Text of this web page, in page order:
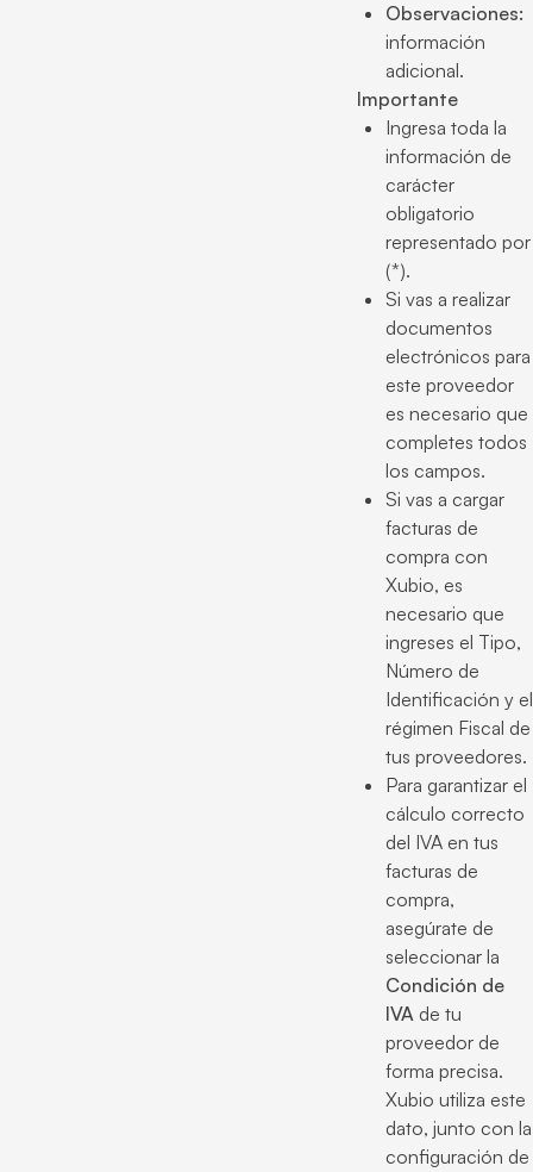
Observaciones:
información
adicional.
Importante
Ingresa toda la
información de
carácter
obligatorio
representado por
(*).
Si vas a realizar
documentos
electrónicos para
este proveedor
es necesario que
completes todos
los campos.
Si vas a cargar
facturas de
compra con
Xubio, es
necesario que
ingreses el Tipo,
Número de
Identificación y el
régimen Fiscal de
tus proveedores.
Para garantizar el
cálculo correcto
del IVA en tus
facturas de
compra,
asegúrate de
seleccionar la
Condición de
IVA de tu
proveedor de
forma precisa.
Xubio utiliza este
dato, junto con la
configuración de